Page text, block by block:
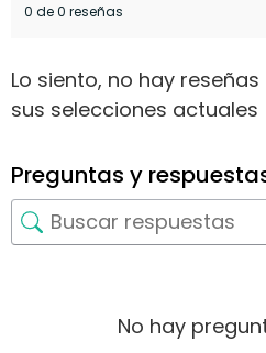
0 de 0 reseñas
Lo siento, no hay
sus selecciones actuales
Preguntas y
No hay